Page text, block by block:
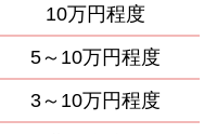
10万円程度
5～10万円程度
3～10万円程度